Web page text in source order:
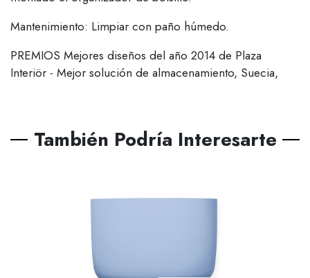
Mantenimiento: Limpiar con paño húmedo.
PREMIOS Mejores diseños del año 2014 de Plaza
Interiör - Mejor solución de almacenamiento, Suecia,
También Podría Interesarte